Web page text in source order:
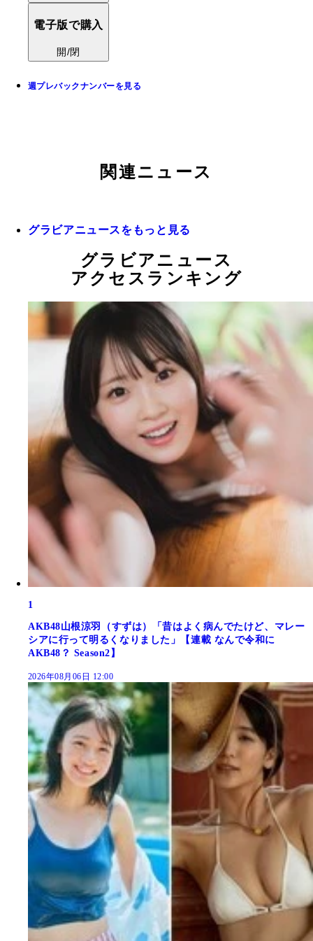
電子版で購入
開/閉
週プレバックナンバーを見る
関連ニュース
グラビアニュースをもっと見る
グラビアニュース
アクセスランキング
1
AKB48山根涼羽（すずは）「昔はよく病んでたけど、マレー
シアに行って明るくなりました」【連載 なんで令和に
AKB48？ Season2】
2026年08月06日 12:00